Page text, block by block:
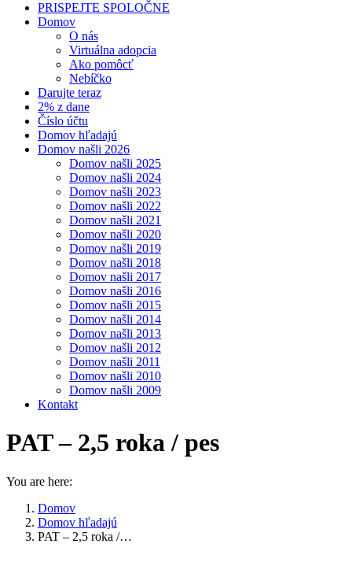
PRISPEJTE SPOLOČNE
Domov
O nás
Virtuálna adopcia
Ako pomôcť
Nebíčko
Darujte teraz
2% z dane
Číslo účtu
Domov hľadajú
Domov našli 2026
Domov našli 2025
Domov našli 2024
Domov našli 2023
Domov našli 2022
Domov našli 2021
Domov našli 2020
Domov našli 2019
Domov našli 2018
Domov našli 2017
Domov našli 2016
Domov našli 2015
Domov našli 2014
Domov našli 2013
Domov našli 2012
Domov našli 2011
Domov našli 2010
Domov našli 2009
Kontakt
PAT – 2,5 roka / pes
You are here:
Domov
Domov hľadajú
PAT – 2,5 roka /…